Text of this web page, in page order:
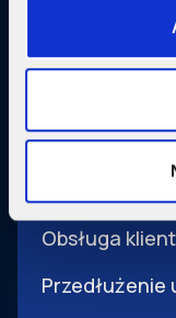
Pomoc i
Obsługa
Przedłużenie